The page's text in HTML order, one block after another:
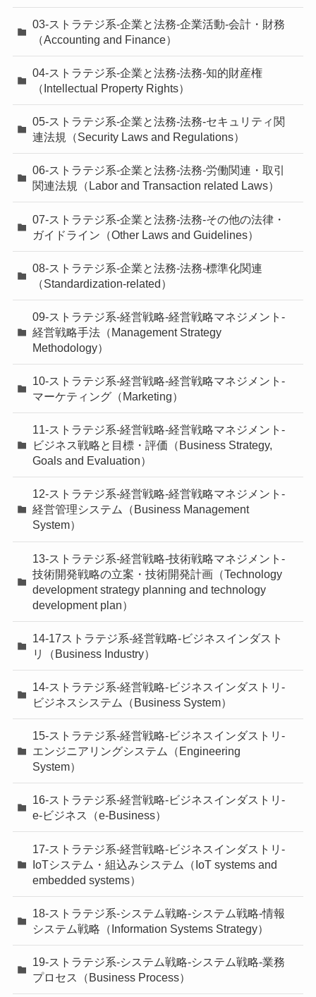
03-ストラテジ系-企業と法務-企業活動-会計・財務
（Accounting and Finance）
04-ストラテジ系-企業と法務-法務-知的財産権
（Intellectual Property Rights）
05-ストラテジ系-企業と法務-法務-セキュリティ関
連法規（Security Laws and Regulations）
06-ストラテジ系-企業と法務-法務-労働関連・取引
関連法規（Labor and Transaction related Laws）
07-ストラテジ系-企業と法務-法務-その他の法律・
ガイドライン（Other Laws and Guidelines）
08-ストラテジ系-企業と法務-法務-標準化関連
（Standardization-related）
09-ストラテジ系-経営戦略-経営戦略マネジメント-
経営戦略手法（Management Strategy
Methodology）
10-ストラテジ系-経営戦略-経営戦略マネジメント-
マーケティング（Marketing）
11-ストラテジ系-経営戦略-経営戦略マネジメント-
ビジネス戦略と目標・評価（Business Strategy,
Goals and Evaluation）
12-ストラテジ系-経営戦略-経営戦略マネジメント-
経営管理システム（Business Management
System）
13-ストラテジ系-経営戦略-技術戦略マネジメント-
技術開発戦略の立案・技術開発計画（Technology
development strategy planning and technology
development plan）
14-17ストラテジ系-経営戦略-ビジネスインダスト
リ（Business Industry）
14-ストラテジ系-経営戦略-ビジネスインダストリ-
ビジネスシステム（Business System）
15-ストラテジ系-経営戦略-ビジネスインダストリ-
エンジニアリングシステム（Engineering
System）
16-ストラテジ系-経営戦略-ビジネスインダストリ-
e-ビジネス（e-Business）
17-ストラテジ系-経営戦略-ビジネスインダストリ-
IoTシステム・組込みシステム（IoT systems and
embedded systems）
18-ストラテジ系-システム戦略-システム戦略-情報
システム戦略（Information Systems Strategy）
19-ストラテジ系-システム戦略-システム戦略-業務
プロセス（Business Process）